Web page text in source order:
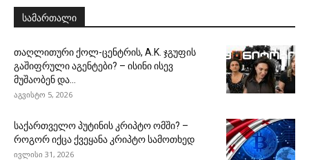
სამართალი
თაღლითური ქოლ-ცენტრის, A.K. ჯგუფის
გაშიფრული აგენტები? – ისინი ისევ
მუშაობენ და...
აგვისტო 5, 2026
საქართველო პუტინის კრიპტო ომში? –
როგორ იქცა ქვეყანა კრიპტო სამოთხედ
ივლისი 31, 2026